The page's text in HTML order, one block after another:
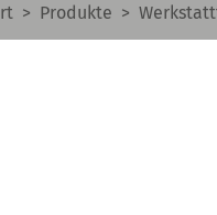
Produkte